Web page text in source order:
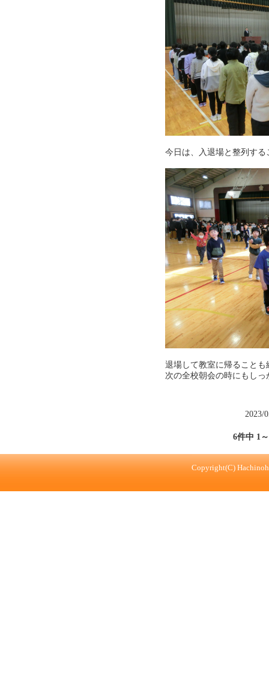
今日は、入退場と整列す
退場して教室に帰ることも
次の全校朝会の時にもし
2023/
6件中 1
Copyright(C)